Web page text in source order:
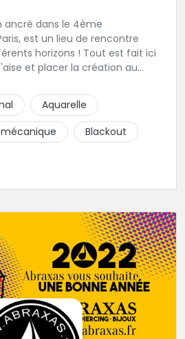
ancré dans le 4ème
est un lieu de rencontre
horizons ! Tout est fait ici
et placer la création au
Aquarelle
Blackout